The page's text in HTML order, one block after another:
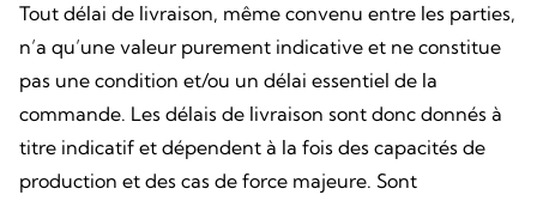
Tout délai de livraison, même convenu entre les parties,
n’a qu’une valeur purement indicative et ne constitue
pas une condition et/ou un délai essentiel de la
commande. Les délais de livraison sont donc donnés à
titre indicatif et dépendent à la fois des capacités de
production et des cas de force majeure. Sont